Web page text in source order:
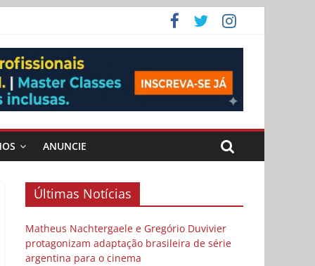
vida
ANUNCIE
Últimas Notícias
Matheus Nachtergaele e Gregório Duvivier
protagonizam adaptação brasileira de série
argentina para o cinema